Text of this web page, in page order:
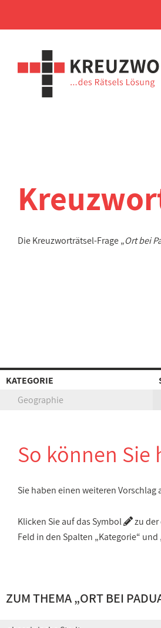
Die Kreuzworträtsel-Frage „Ort bei
KATEGORIE
Geographie
So können Sie
Sie haben einen weiteren Vorschlag
Klicken Sie auf das Symbol
zu
Feld in den Spalten „Kategorie“
ZUM THEMA „ORT BEI